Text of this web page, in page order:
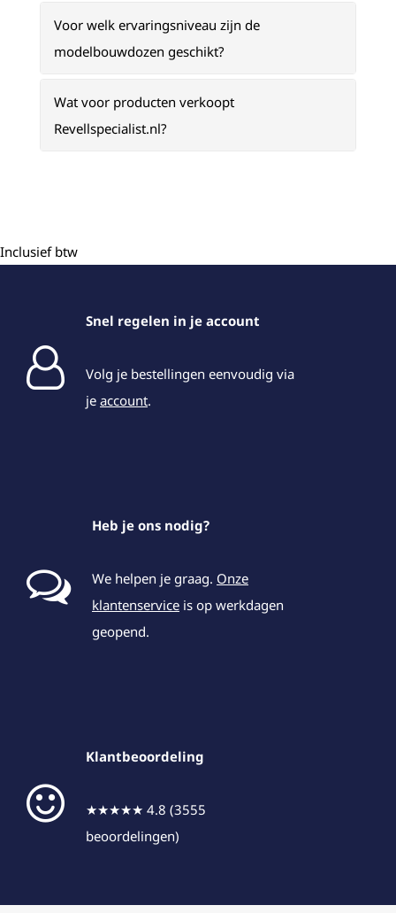
Voor welk ervaringsniveau zijn de
modelbouwdozen geschikt?
Wat voor producten verkoopt
Revellspecialist.nl?
Inclusief btw
Snel regelen in je account
Volg je bestellingen eenvoudig via
je account.
Heb je ons nodig?
We helpen je graag. Onze
klantenservice is op werkdagen
geopend.
Klantbeoordeling
★★★★★ 4.8 (3555
beoordelingen)